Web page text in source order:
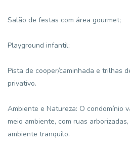
Salão de festas com área gourmet;
Playground infantil;
Pista de cooper/caminhada e trilhas
privativo.
Ambiente e Natureza: O condomínio
meio ambiente, com ruas
ambiente tranquilo.